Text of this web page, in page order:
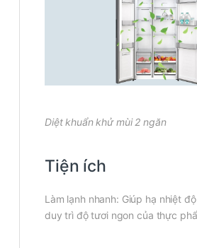
Diệt khuẩn khử mùi 2 ngăn
Tiện ích
Làm lạnh nhanh: Giúp hạ nhiệt
duy trì độ tươi ngon của thực